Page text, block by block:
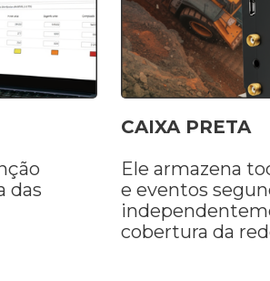
das
CAIXA PRETA
Ele armazena
e eventos
cobertura da